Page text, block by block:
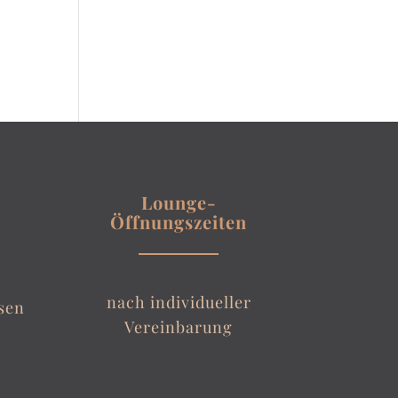
Lounge-
Öffnungszeiten
nach individueller
Vereinbarung